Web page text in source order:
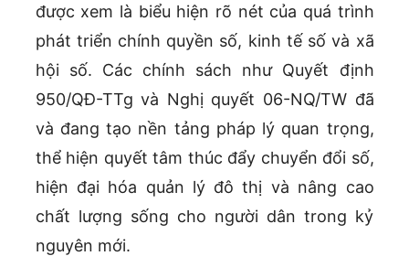
được xem là biểu hiện rõ nét của quá trình
phát triển chính quyền số, kinh tế số và xã
hội số. Các chính sách như Quyết định
950/QĐ-TTg và Nghị quyết 06-NQ/TW đã
và đang tạo nền tảng pháp lý quan trọng,
thể hiện quyết tâm thúc đẩy chuyển đổi số,
hiện đại hóa quản lý đô thị và nâng cao
chất lượng sống cho người dân trong kỷ
nguyên mới.